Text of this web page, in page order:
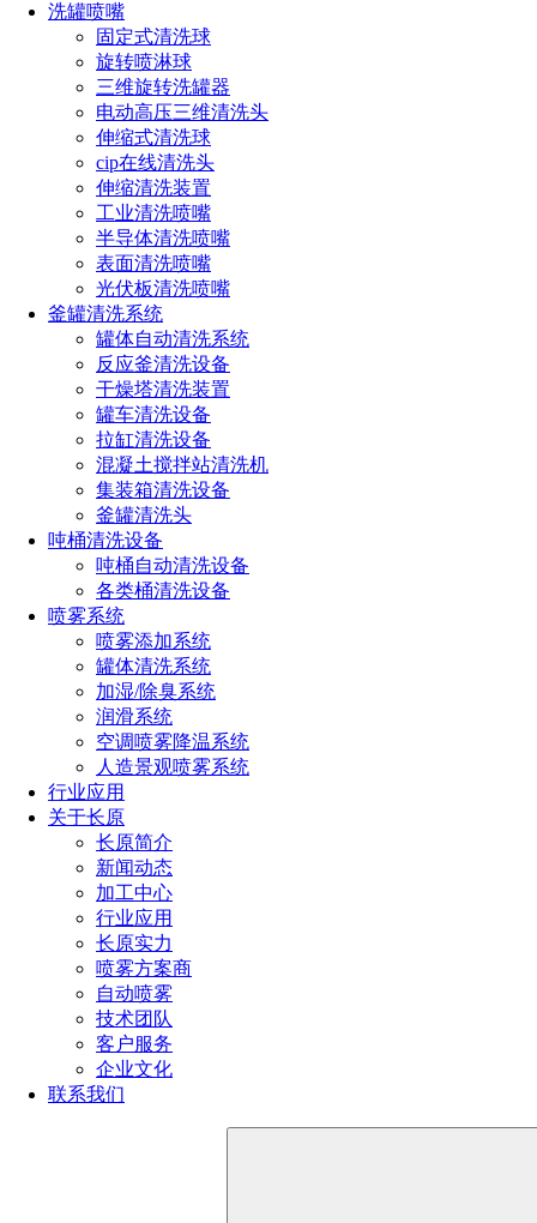
洗罐喷嘴
固定式清洗球
旋转喷淋球
三维旋转洗罐器
电动高压三维清洗头
伸缩式清洗球
cip在线清洗头
伸缩清洗装置
工业清洗喷嘴
半导体清洗喷嘴
表面清洗喷嘴
光伏板清洗喷嘴
釜罐清洗系统
罐体自动清洗系统
反应釜清洗设备
干燥塔清洗装置
罐车清洗设备
拉缸清洗设备
混凝土搅拌站清洗机
集装箱清洗设备
釜罐清洗头
吨桶清洗设备
吨桶自动清洗设备
各类桶清洗设备
喷雾系统
喷雾添加系统
罐体清洗系统
加湿/除臭系统
润滑系统
空调喷雾降温系统
人造景观喷雾系统
行业应用
关于长原
长原简介
新闻动态
加工中心
行业应用
长原实力
喷雾方案商
自动喷雾
技术团队
客户服务
企业文化
联系我们
6.钛合金材质（Titanium Alloy）：适用于耐蚀性要求高或
是具有特殊添加剂或药品的液体喷淋。温度适用范围
为-20℃~200℃，压力适用范围为50bar以下。
在选择水雾喷头材质时，需要结合具体喷淋介质、工作条
件来确定材质种类，以保证喷淋效果和延长喷头使用寿命。
点击免费获取选型方案报价
如您对长原产品有采购或者其他任何需求及疑问，请来电
或加微信沟通！电话：
上一篇： 脱硫喷嘴选型指南（需要着重考虑的四个参数）
下一篇： 火箭喷嘴的原理与应用（科普火箭发射技术）
热门文章
喷嘴规格型号参数（附：选择合适喷嘴的4个小技巧）
喷嘴的规格和型号选择方法（超详细喷嘴选型方法）
消防喷头型号类型及其应用大全（不同环境消防喷头的
选型技巧）
喷雾器喷头的种类有哪些型号（雾化喷头哪种效果最好
用）
喷头的种类有哪些（喷头分类全解析）
全国服务热线
产品推荐